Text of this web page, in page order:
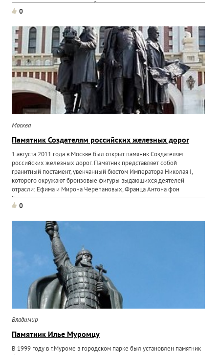
предположения, что церковь была построена в...
0
Москва
Памятник Создателям российских железных дорог
1 августа 2011 года в Москве был открыт памяник Создателям
российских железных дорог. Памятник представляет собой
гранитный постамент, увенчанный бюстом Императора Николая I,
которого окружают бронзовые фигуры выдающихся деятелей
отрасли: Ефима и Мирона Черепановых, Франца Антона фон
Герстнера...
0
Владимир
Памятник Илье Муромцу
В 1999 году в г.Муроме в городском парке был установлен памятник